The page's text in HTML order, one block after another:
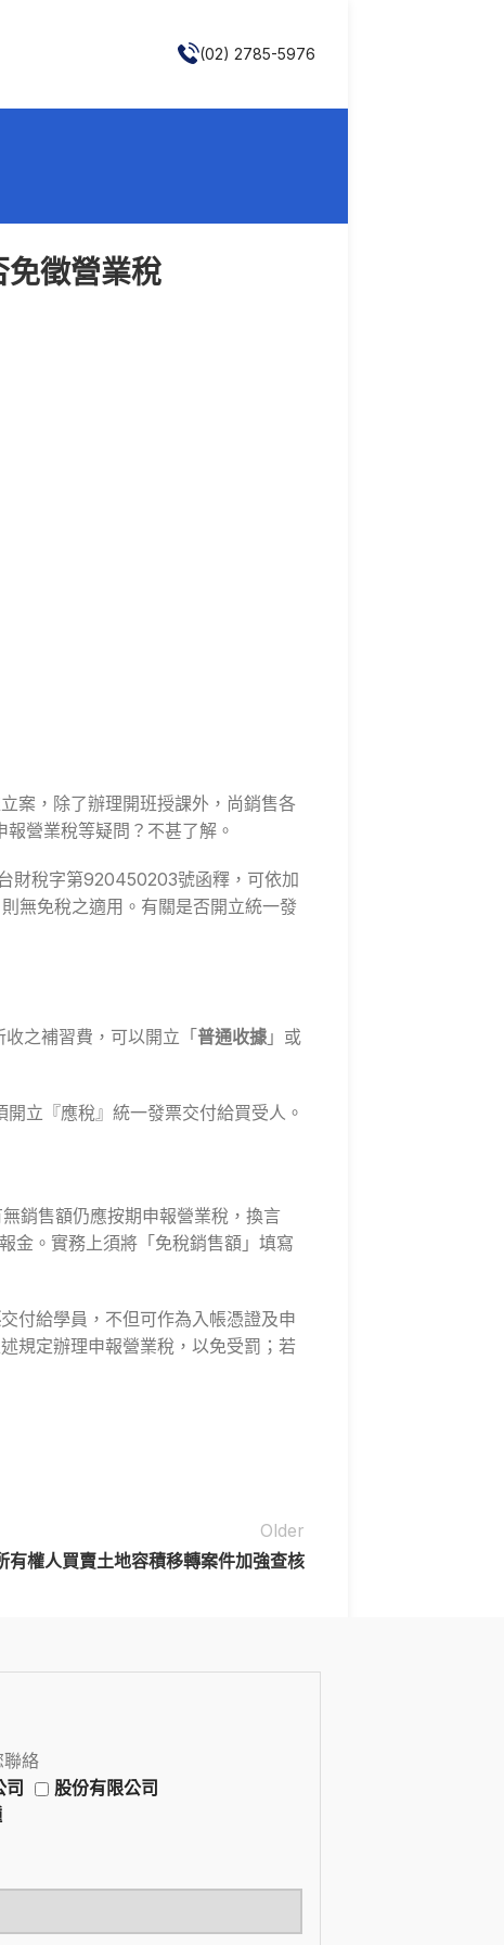
(02) 2785-5976
免徵營業稅
案，除了辦理開班授課外，尚銷售各
營業稅等疑問？不甚了解。
財稅字第920450203號函釋，可依加
無免稅之適用。有關是否開立統一發
之補習費，可以開立「普通收據 」或
立『應稅』統一發票交付給買受人。
銷售額仍應按期申報營業稅，換言
金。實務上須將「免稅銷售額」填寫
交付給學員，不但可作為入帳憑證及申
規定辦理申報營業稅，以免受罰；若
Older
有權人買賣土地容積移轉案件加強查核
聯絡
司
股份有限公司